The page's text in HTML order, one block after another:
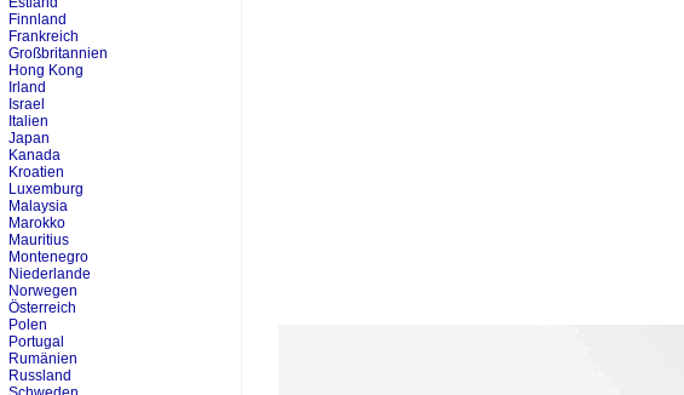
Finnland
Frankreich
Großbritannien
Hong Kong
Irland
Israel
Italien
Japan
Kanada
Kroatien
Luxemburg
Malaysia
Marokko
Mauritius
Montenegro
Niederlande
Norwegen
Österreich
Polen
Portugal
Rumänien
Russland